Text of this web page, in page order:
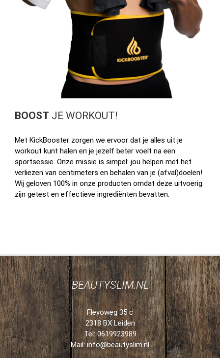
BOOST JE WORKOUT!
Met KickBooster zorgen we ervoor dat je alles uit je
workout kunt halen en je jezelf beter voelt na een
sportsessie. Onze missie is simpel: jou helpen met het
verliezen van centimeters en behalen van je (afval)doelen!
Wij geloven 100% in onze producten omdat deze uitvoerig
zijn getest en effectieve ingrediënten bevatten.
BEAUTYSLIM.NL
Flevoweg 35 c
2318 BX Leiden
Tel: 0619923989
Mail:info@beautyslim.nl